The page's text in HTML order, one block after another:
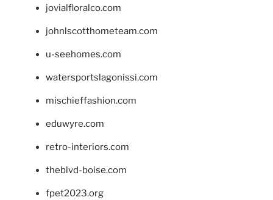
jovialfloralco.com
johnlscotthometeam.com
u-seehomes.com
watersportslagonissi.com
mischieffashion.com
eduwyre.com
retro-interiors.com
theblvd-boise.com
fpet2023.org